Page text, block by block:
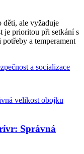
děti, ale vyžaduje
je prioritou při setkání s
a temperament
a socializace
Správná